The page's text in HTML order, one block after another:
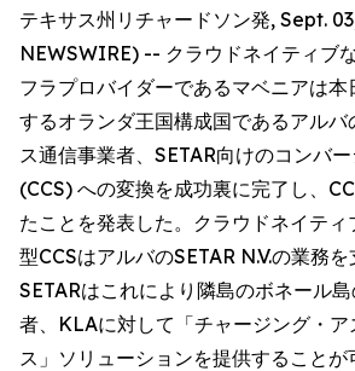
テキサス州リチャードソン発, Sept.
NEWSWIRE) -- クラウドネイティブ
フラプロバイダーであるマベニアは
するオランダ王国構成国であるアル
ス通信事業者、SETAR向けのコンバ
(CCS) への変換を成功裏に完了し、
たことを発表した。クラウドネイティ
型CCSはアルバのSETAR N.V.の業務を
SETARはこれにより隣島のボネール
者、KLAに対して「チャージング・
ス」ソリューションを提供することが